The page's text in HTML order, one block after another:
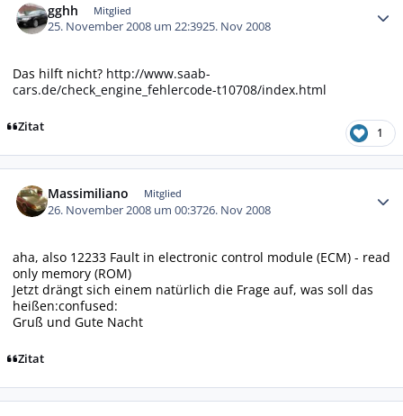
gghh Mitglied
25. November 2008 um 22:3925. Nov 2008
Das hilft nicht? http://www.saab-
cars.de/check_engine_fehlercode-t10708/index.html
Zitat 1
Massimiliano Mitglied
26. November 2008 um 00:3726. Nov 2008
aha, also 12233 Fault in electronic control module (ECM) - read
only memory (ROM)
Jetzt drängt sich einem natürlich die Frage auf, was soll das
heißen:confused:
Gruß und Gute Nacht
Zitat